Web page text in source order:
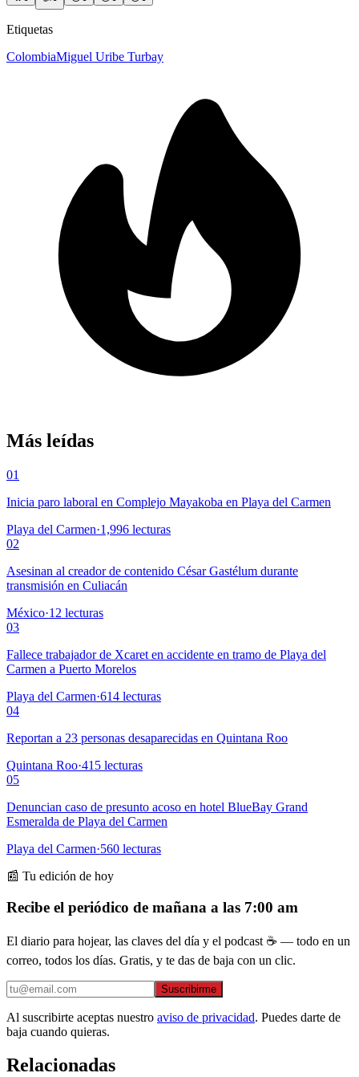
Etiquetas
ColombiaMiguel Uribe Turbay
Más leídas
01
Inicia paro laboral en Complejo Mayakoba en Playa del Carmen
Playa del Carmen·1,996 lecturas
02
Asesinan al creador de contenido César Gastélum durante
transmisión en Culiacán
México·12 lecturas
03
Fallece trabajador de Xcaret en accidente en tramo de Playa del
Carmen a Puerto Morelos
Playa del Carmen·614 lecturas
04
Reportan a 23 personas desaparecidas en Quintana Roo
Quintana Roo·415 lecturas
05
Denuncian caso de presunto acoso en hotel BlueBay Grand
Esmeralda de Playa del Carmen
Playa del Carmen·560 lecturas
📰 Tu edición de hoy
Recibe el periódico de mañana a las 7:00 am
El diario para hojear, las claves del día y el podcast ☕ — todo en un
correo, todos los días. Gratis, y te das de baja con un clic.
Suscribirme
Al suscribirte aceptas nuestro aviso de privacidad. Puedes darte de
baja cuando quieras.
Relacionadas